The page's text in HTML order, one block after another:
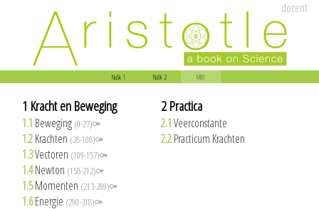
docent
NaSk 1 NaSk 2 MBO
1 Kracht en Beweging
1.1 Beweging (0-27)⚩
1.2Krachten (28-108)⚩
1.3Vectoren (109-157)⚩
1.4Newton (158-212)⚩
1.5Momenten (213-289)⚩
1.6Energie (290-318)⚩
2 Practica
2.1Veerconstante
2.2Practicum Krachten